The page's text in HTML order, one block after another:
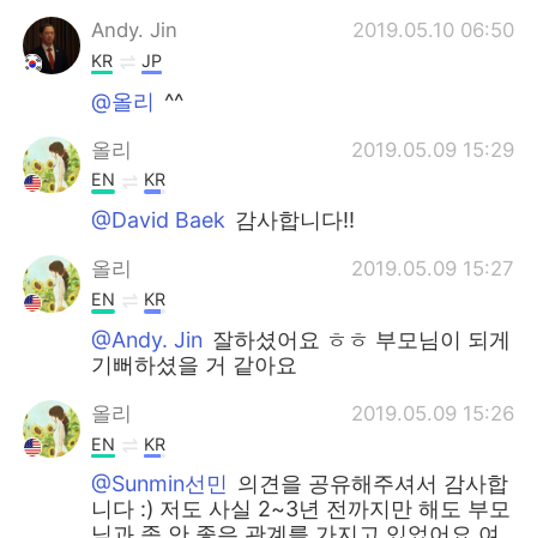
Türkçe
Português
Andy. Jin
2019.05.10 06:50
KR JP
@올리 ^^
올리 2019.05.09 15:29
EN KR
@David Baek 감사합니다!!
올리 2019.05.09 15:27
EN KR
@Andy. Jin 잘하셨어요 ㅎㅎ 부모님이 되게
기뻐하셨을 거 같아요
올리 2019.05.09 15:26
EN KR
@Sunmin선민 의견을 공유해주셔서 감사합
니다 :) 저도 사실 2~3년 전까지만 해도 부모